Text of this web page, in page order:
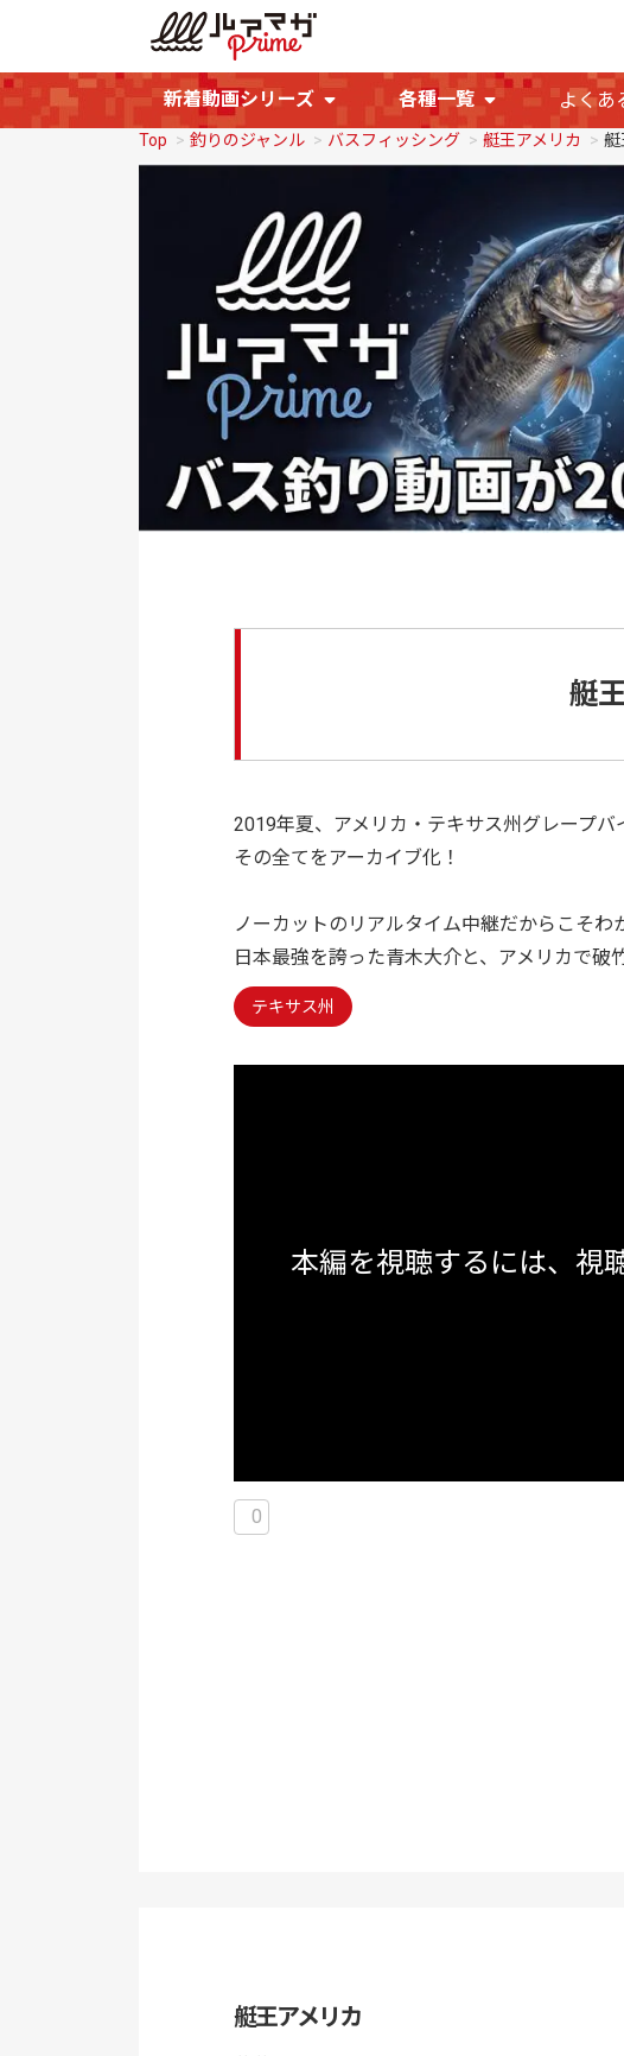
新着動画シリーズ 各種一覧 よくあ
Top 釣りのジャンル バスフィッシング 艇王アメリカ 艇
艇
2019年夏、アメリカ・テキサス州グレープ
その全てをアーカイブ化！
ノーカットのリアルタイム中継だからこそわ
日本最強を誇った青木大介と、アメリカで破
テキサス州
本編を視聴するには、視
0
艇王アメリカ